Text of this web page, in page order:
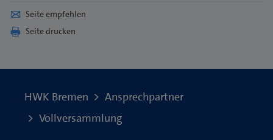
Seite empfehlen
Seite drucken
HWK Bremen
Ansprechpartner
Vollversammlung